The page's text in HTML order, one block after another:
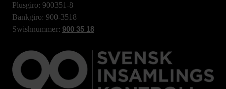
Plusgiro: 900351-8
Bankgiro: 900-3518
Swishnummer: 900 35 18